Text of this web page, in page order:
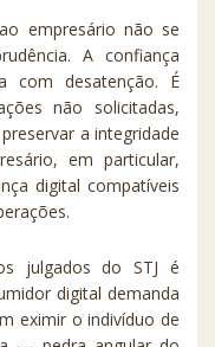
empresário não se
A confiança
com desatenção. É
não solicitadas,
a integridade
em particular,
digital compatíveis
julgados do STJ é
digital demanda
eximir o indivíduo de